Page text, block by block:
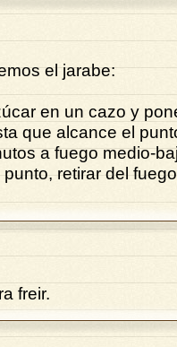
el jarabe:
en un cazo y
que alcance el
a fuego medio-
retirar del
freir.